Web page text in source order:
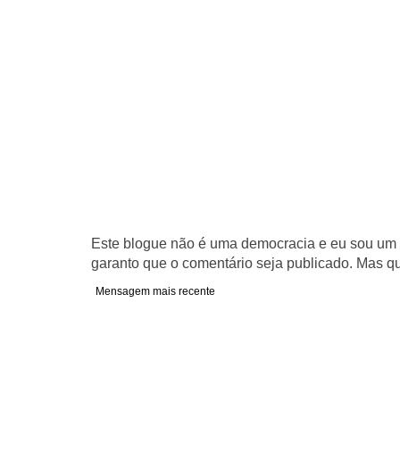
Este blogue não é uma democracia e eu sou
garanto que o comentário seja publicado. Mas
Mensagem mais recente